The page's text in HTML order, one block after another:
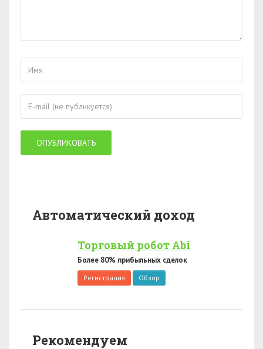
Автоматический доход
Торговый робот Abi
Более 80% прибыльных сделок
Регистрация Обзор
Рекомендуем